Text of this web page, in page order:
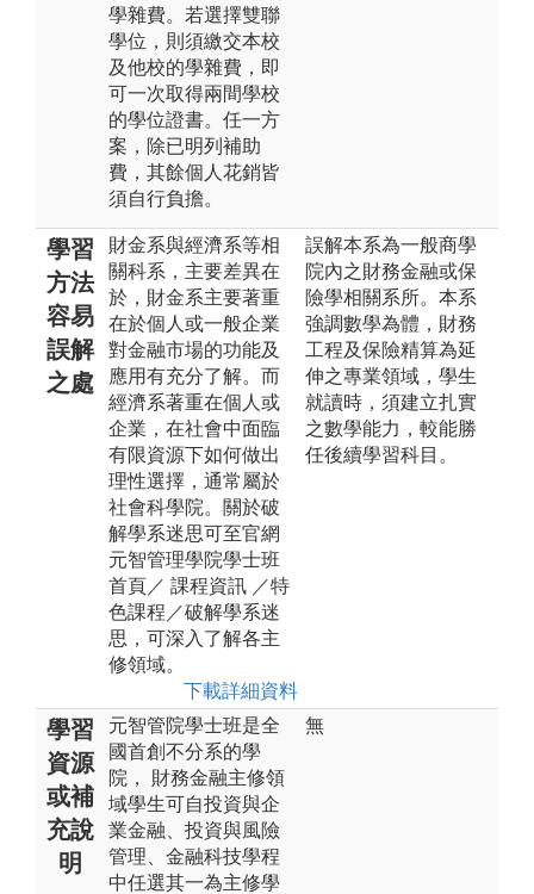
學雜費。若選擇雙聯
學位，則須繳交本校
及他校的學雜費，即
可一次取得兩間學校
的學位證書。任一方
案，除已明列補助
費，其餘個人花銷皆
須自行負擔。
學習
方法
容易
誤解
之處
財金系與經濟系等相
關科系，主要差異在
於，財金系主要著重
在於個人或一般企業
對金融市場的功能及
應用有充分了解。而
經濟系著重在個人或
企業，在社會中面臨
有限資源下如何做出
理性選擇，通常屬於
社會科學院。關於破
解學系迷思可至官網
元智管理學院學士班
首頁／ 課程資訊 ／特
色課程／破解學系迷
思，可深入了解各主
修領域。
下載詳細資料
誤解本系為一般商學
院內之財務金融或保
險學相關系所。本系
強調數學為體，財務
工程及保險精算為延
伸之專業領域，學生
就讀時，須建立扎實
之數學能力，較能勝
任後續學習科目。
學習
資源
或補
充說
明
元智管院學士班是全
國首創不分系的學
院， 財務金融主修領
域學生可自投資與企
業金融、投資與風險
管理、金融科技學程
中任選其一為主修學
無